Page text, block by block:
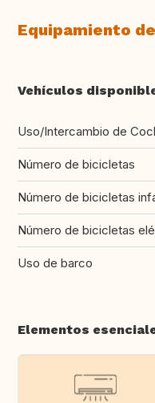
Equipamiento
Vehículos
Uso/Intercambio de
Número de bicicletas
Número de bicicletas
Número de bicicletas
Uso de barco
Elementos